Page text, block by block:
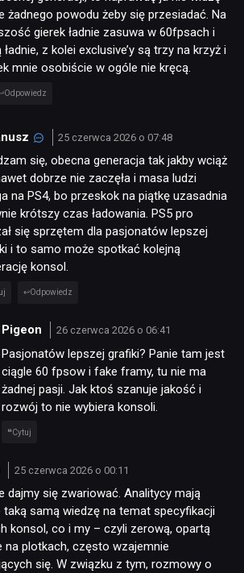
żadnego powodu żeby się przesiadać. Na
gierek ładnie zasuwa w 60fpsach i
ładnie, z kolei exclusive’y są trzy na krzyż i
mnie osobiście w ogóle nie kręcą.
Odpowiedz
25 czerwca 2026 o 07:48
się, obecna generacja tak jakby wciąż
dobrze nie zaczęła i masa ludzi
na PS4, bo przeskok na piątkę uzasadnia
krótszy czas ładowania. PS5 pro
się sprzętem dla pasjonatów lepszej
i to samo może spotkać kolejną
konsol.
Odpowiedz
Pigeon 26 czerwca 2026 o 06:41
Pasjonatów lepszej grafiki? Panie tam jest
ciągle 60 fpsow i fake framy, tu nie ma
żadnej pasji. Jak ktoś szanuje jakość i
rozwój to nie wybiera konsoli.
Cytuj
25 czerwca 2026 o 00:11
dajmy się zwariować. Analitycy mają
taką samą wiedzę na temat specyfikacji
konsol, co i my – czyli zerową, opartą
na plotkach, często wzajemnie
się. W związku z tym, rozmowy o